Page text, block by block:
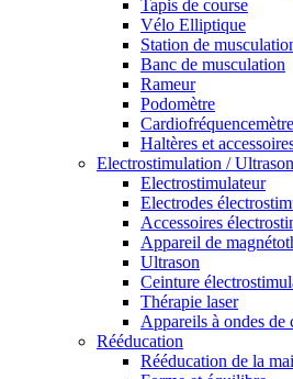
Tapis de course
Vélo Elliptique
Station de
Banc de musculation
Rameur
Podomètre
Cardiofréquencemètre
Haltères et
Electrostimulation / Ultrason
Electrostimulateur
Electrodes
Accessoires
Appareil de
Ultrason
Ceinture
Thérapie laser
Appareils à ondes de
Rééducation
Rééducation de la